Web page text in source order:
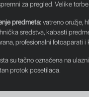
za pregled. Velike
predmeta:vatreno oružje,
sredstva, kabasti
profesionalni fotoaparati i
su tačno označena na
protok posetilaca.